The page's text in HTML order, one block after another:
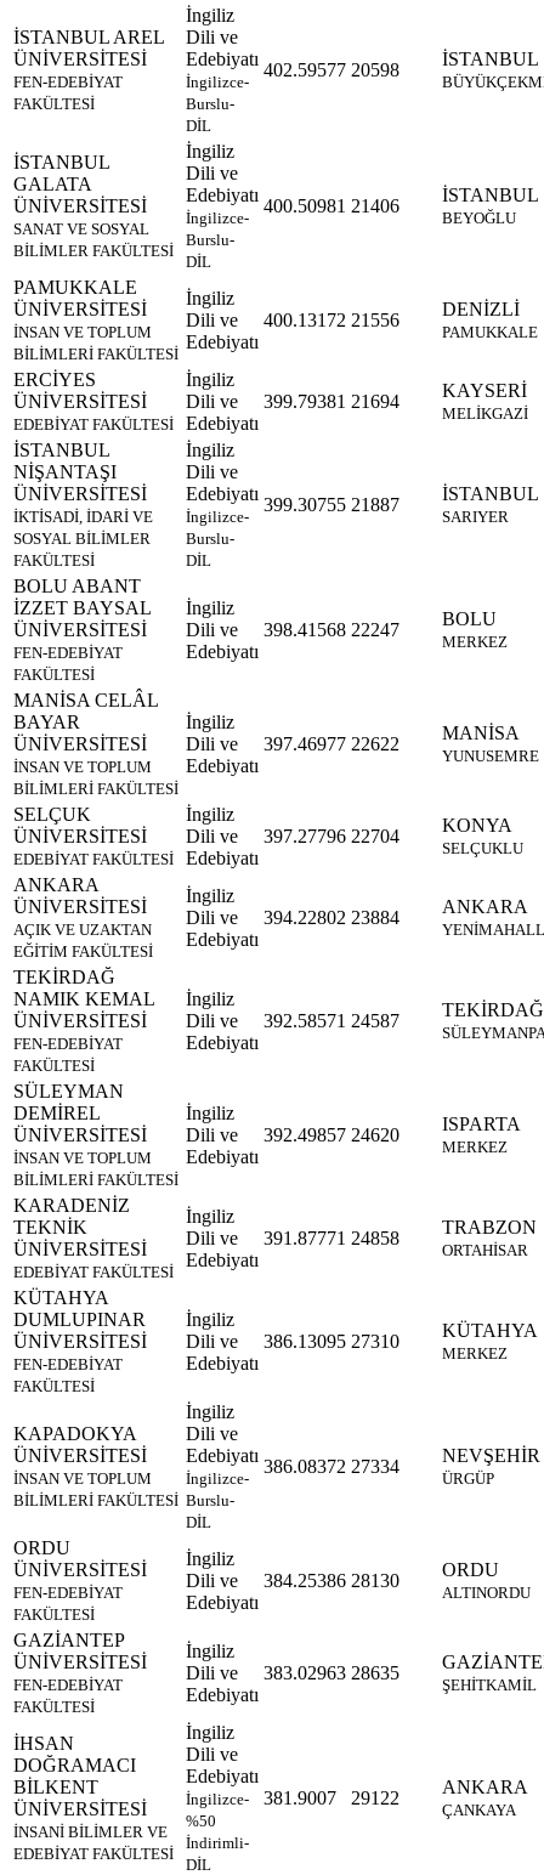
İSTANBUL AREL
ÜNİVERSİTESİ
FEN-EDEBİYAT
FAKÜLTESİ
İngiliz
Dili ve
Edebiyatı
İngilizce-
Burslu-
DİL
402.59577 20598
İSTANBUL
İSTANBUL
GALATA
ÜNİVERSİTESİ
SANAT VE SOSYAL
BİLİMLER FAKÜLTESİ
İngiliz
Dili ve
Edebiyatı
İngilizce-
Burslu-
DİL
400.50981 21406
İSTANBUL
BEYOĞLU
PAMUKKALE
ÜNİVERSİTESİ
İNSAN VE TOPLUM
BİLİMLERİ FAKÜLTESİ
İngiliz
Dili ve
Edebiyatı
400.13172 21556
DENİZLİ
PAMUKKALE
ERCİYES
ÜNİVERSİTESİ
EDEBİYAT FAKÜLTESİ
İngiliz
Dili ve
Edebiyatı
399.79381 21694
KAYSERİ
MELİKGAZİ
İSTANBUL
NİŞANTAŞI
ÜNİVERSİTESİ
İKTİSADİ, İDARİ VE
SOSYAL BİLİMLER
FAKÜLTESİ
İngiliz
Dili ve
Edebiyatı
İngilizce-
Burslu-
DİL
399.30755 21887
İSTANBUL
SARIYER
BOLU ABANT
İZZET BAYSAL
ÜNİVERSİTESİ
FEN-EDEBİYAT
FAKÜLTESİ
İngiliz
Dili ve
Edebiyatı
398.41568 22247
BOLU
MERKEZ
MANİSA CELÂL
BAYAR
ÜNİVERSİTESİ
İNSAN VE TOPLUM
BİLİMLERİ FAKÜLTESİ
İngiliz
Dili ve
Edebiyatı
397.46977 22622
MANİSA
YUNUSEMRE
SELÇUK
ÜNİVERSİTESİ
EDEBİYAT FAKÜLTESİ
İngiliz
Dili ve
Edebiyatı
397.27796 22704
KONYA
SELÇUKLU
ANKARA
ÜNİVERSİTESİ
AÇIK VE UZAKTAN
EĞİTİM FAKÜLTESİ
İngiliz
Dili ve
Edebiyatı
394.22802 23884
ANKARA
TEKİRDAĞ
NAMIK KEMAL
ÜNİVERSİTESİ
FEN-EDEBİYAT
FAKÜLTESİ
İngiliz
Dili ve
Edebiyatı
392.58571 24587
TEKİRDAĞ
SÜLEYMAN
DEMİREL
ÜNİVERSİTESİ
İNSAN VE TOPLUM
BİLİMLERİ FAKÜLTESİ
İngiliz
Dili ve
Edebiyatı
392.49857 24620
ISPARTA
MERKEZ
KARADENİZ
TEKNİK
ÜNİVERSİTESİ
EDEBİYAT FAKÜLTESİ
İngiliz
Dili ve
Edebiyatı
391.87771 24858
TRABZON
ORTAHİSAR
KÜTAHYA
DUMLUPINAR
ÜNİVERSİTESİ
FEN-EDEBİYAT
FAKÜLTESİ
İngiliz
Dili ve
Edebiyatı
386.13095 27310
KÜTAHYA
MERKEZ
KAPADOKYA
ÜNİVERSİTESİ
İNSAN VE TOPLUM
BİLİMLERİ FAKÜLTESİ
İngiliz
Dili ve
Edebiyatı
İngilizce-
Burslu-
DİL
386.08372 27334
NEVŞEHİR
ÜRGÜP
ORDU
ÜNİVERSİTESİ
FEN-EDEBİYAT
FAKÜLTESİ
İngiliz
Dili ve
Edebiyatı
384.25386 28130
ORDU
ALTINORDU
GAZİANTEP
ÜNİVERSİTESİ
FEN-EDEBİYAT
FAKÜLTESİ
İngiliz
Dili ve
Edebiyatı
383.02963 28635
ŞEHİTKAMİL
İHSAN
DOĞRAMACI
BİLKENT
ÜNİVERSİTESİ
İNSANİ BİLİMLER VE
EDEBİYAT FAKÜLTESİ
İngiliz
Dili ve
Edebiyatı
İngilizce-
%50
İndirimli-
DİL
381.9007 29122
ANKARA
ÇANKAYA